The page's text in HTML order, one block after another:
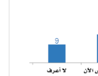
شاهد الجدول